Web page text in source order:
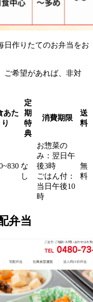
日作りたてのお弁当をお
ご希望があれば、非対
あた
り
定
期
特
典
消費期限
送
料
な
し
お惣菜の
み：翌日午
後3時
ごはん付：
当日午後10
時
無
料
弁当